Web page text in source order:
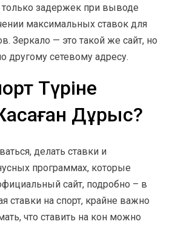
задержек при выводе
максимальных ставок для
Зеркало — это такой же сайт, но
другому сетевому адресу.
Түріне
Дұрыс?
делать ставки и
программах, которые
сайт, подробно – в
ставки на спорт, крайне важно
что ставить на кон можно